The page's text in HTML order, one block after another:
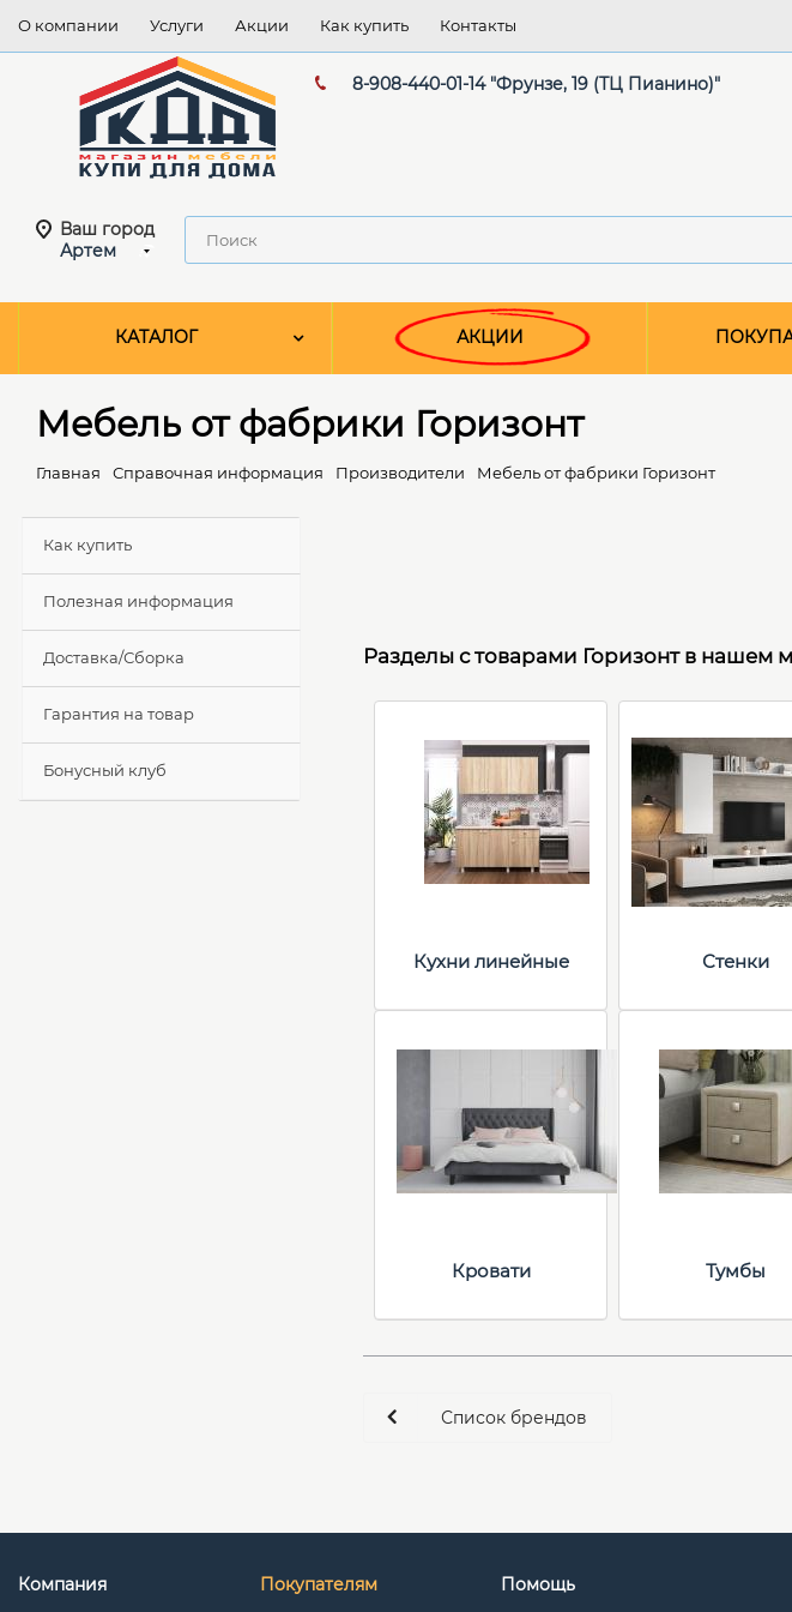
О компании Услуги Акции Как купить Контакты
8-908-440-01-14 "Фрунзе, 19 (ТЦ Пианино)"
Ваш город
Артем
КАТАЛОГ АКЦИИ
Мебель от фабрики Горизонт
Главная Справочная информация Производители Мебель от фабрики Горизонт
Разделы с товарами Горизонт в нашем
Кухни линейные Стенки
Кровати Тумбы
Список брендов
Как купить
Полезная информация
Доставка/Сборка
Гарантия на товар
Бонусный клуб
Компания Покупателям Помощь